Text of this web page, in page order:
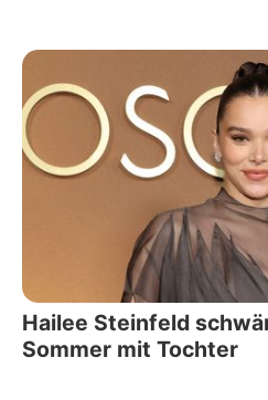
Hailee Steinfeld
Sommer mit Tochter